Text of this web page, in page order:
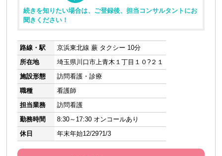
続きを知りたい場合は、ご登録後、担当コンサルタントにお
聞きください！
路線・駅
京浜東北線 蕨 タクシー 10分
所在地
埼玉県川口市上青木１丁目１０?２１
施設形態
訪問看護・診療
職種
看護師
担当業務
訪問看護
勤務時間
8:30～17:30 オンコールあり
休日
年末年始12/29?1/3